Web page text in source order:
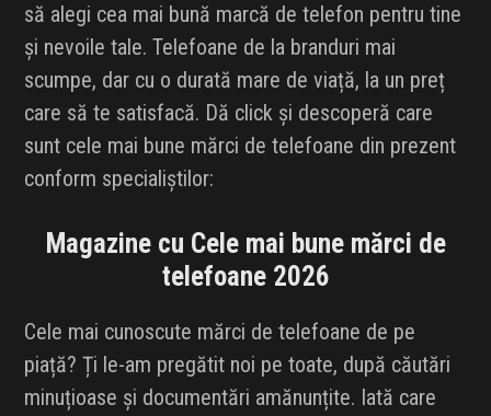
FAVORITE
să alegi cea mai bună marcă de telefon pentru tine
și nevoile tale. Telefoane de la branduri mai
scumpe, dar cu o durată mare de viață, la un preț
care să te satisfacă. Dă click și descoperă care
sunt cele mai bune mărci de telefoane din prezent
conform specialiștilor:
Magazine cu Cele mai bune mărci de
telefoane 2026
Cele mai cunoscute mărci de telefoane de pe
piață? Ți le-am pregătit noi pe toate, după căutări
minuțioase și documentări amănunțite. Iată care